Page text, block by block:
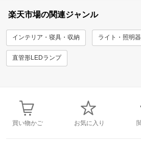
楽天市場の関連ジャンル
インテリア・寝具・収納 ライト・照明
直管形LEDランプ
買い物かご お気に入り